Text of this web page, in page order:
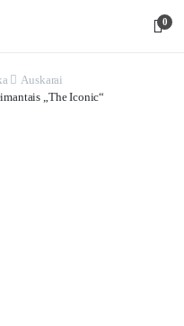
0
Auskarai
„The Iconic“